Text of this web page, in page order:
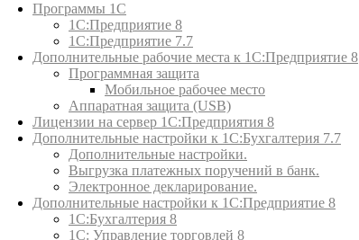
Программы 1С
1С:Предприятие 8
1С:Предприятие 7.7
Дополнительные рабочие места к 1С:Предприятие 8
Программная защита
Мобильное рабочее место
Аппаратная защита (USB)
Лицензии на сервер 1С:Предприятия 8
Дополнительные настройки к 1С:Бухгалтерия 7.7
Дополнительные настройки.
Выгрузка платежных поручений в банк.
Электронное декларирование.
Дополнительные настройки к 1С:Предприятие 8
1С:Бухгалтерия 8
1C: Управление торговлей 8